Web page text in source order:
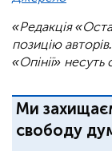
«Редакція
позицію
«Опінії» несуть
Ми
свободу